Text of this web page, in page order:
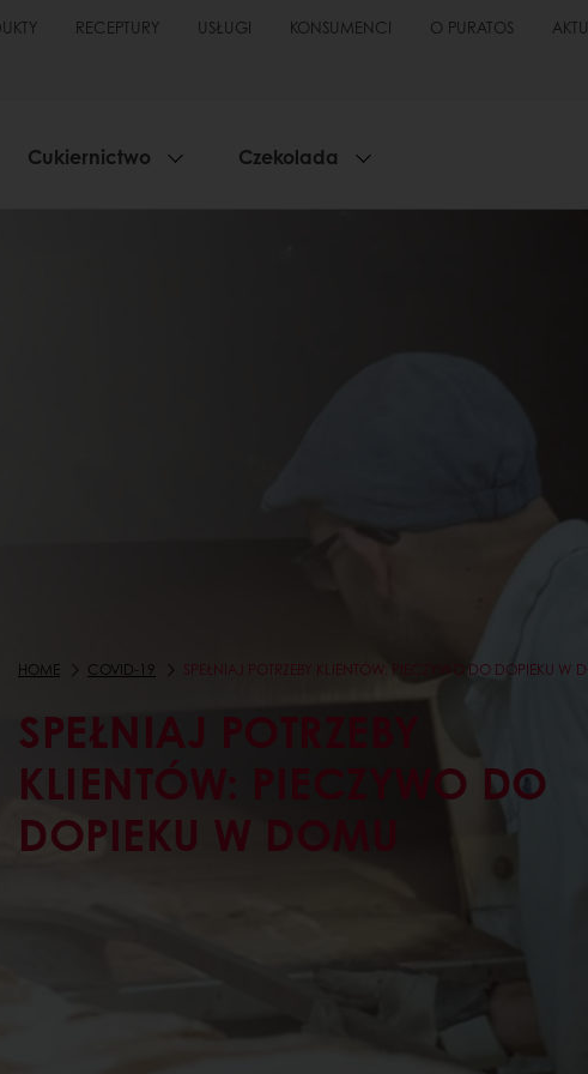
RECEPTURY USŁUGI KONSUMENCI O PURATOS
Cukiernictwo Czekolada
HOME COVID-19 SPEŁNIAJ POTRZEBY KLIENTÓW: PIECZYWO DO DOPIEKU W
SPEŁNIAJ POTRZEBY
KLIENTÓW: PIECZYWO DO
DOPIEKU W DOMU